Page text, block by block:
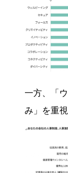
一方、「
み」を重